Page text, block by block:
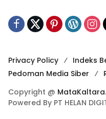
Privacy Policy
Indeks
Pedoman Media Siber
Copyright @
Powered By PT HELAN